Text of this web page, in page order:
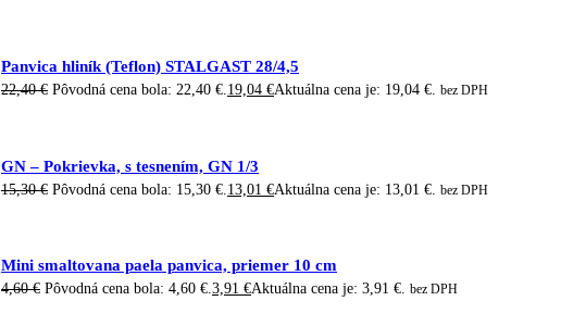
Panvica hliník (Teflon) STALGAST 28/4,5
22,40€ Pôvodná cena bola: 22,40 €.19,04 €Aktuálna cena je: 19,04 €. bez DPH
GN – Pokrievka, s tesnením, GN 1/3
15,30€ Pôvodná cena bola: 15,30 €. 13,01 €Aktuálna cena je: 13,01 €. bez DPH
Mini smaltovana paela panvica, priemer 10 cm
4,60€ Pôvodná cena bola: 4,60 €.3,91 €Aktuálna cena je: 3,91 €. bez DPH